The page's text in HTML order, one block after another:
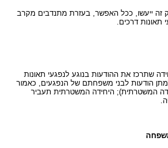
זה ייעשו, ככל האפשר, בעזרת מתנדבים מקרב
תאונות דרכים.
שתרכז את ההודעות בנוגע לנפגעי תאונות
הודעות לבני משפחתם של הנפגעים, כאמור
- היחידה המשטרתית); היחידה המשטרתית תעביר